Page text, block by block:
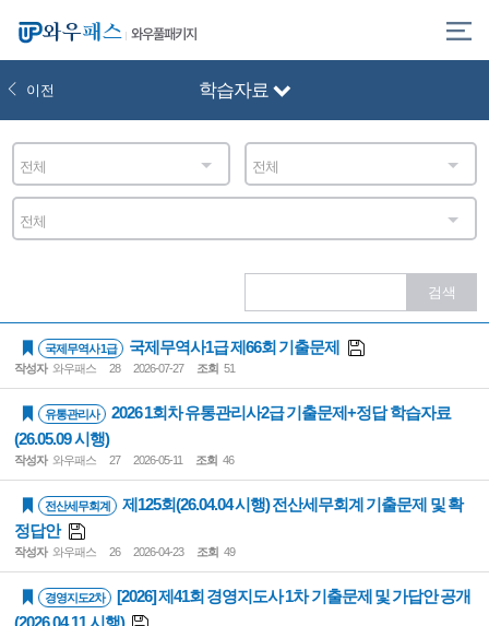
와우풀패키지
학습자료
이전
전체 전체
전체
국제무역사 1급 국제무역사1급 제66회 기출문제
작성자 와우패스 28 2026-07-27 조회 51
유통관리사
2026 1회차 유통관리사2급 기출문제+정답 학습자료
(26.05.09 시행)
작성자 와우패스 27 2026-05-11 조회 46
전산세무회계
제125회(26.04.04 시행) 전산세무회계 기출문제 및 확
정답안
작성자 와우패스 26 2026-04-23 조회 49
경영지도2차
[2026] 제41회 경영지도사 1차 기출문제 및 가답안 공개